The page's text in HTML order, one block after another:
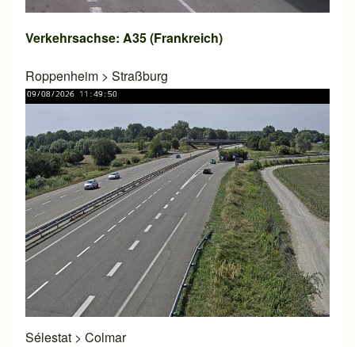
Verkehrsachse: A35 (Frankreich)
Roppenheim > Straßburg
Sélestat > Colmar